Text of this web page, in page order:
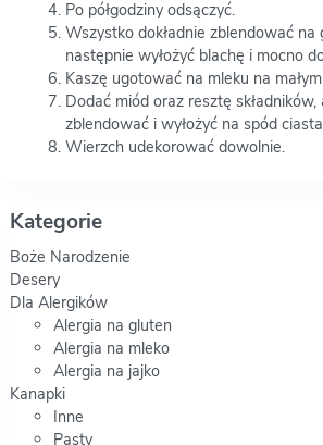
Po półgodziny odsączyć.
Wszystko dokładnie zblendować na
następnie wyłożyć blachę i mocno
Kaszę ugotować na mleku na
Dodać miód oraz resztę składników,
zblendować i wyłożyć na spód
Wierzch udekorować dowolnie.
Kategorie
Boże Narodzenie
Desery
Dla Alergików
Alergia na gluten
Alergia na mleko
Alergia na jajko
Kanapki
Inne
Pasty